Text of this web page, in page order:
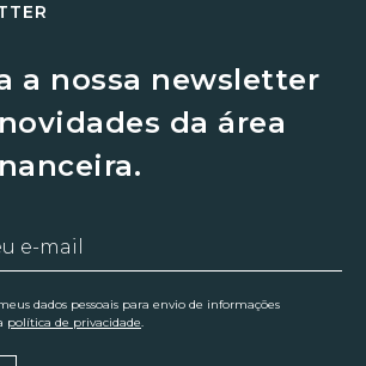
a nossa newsletter
da área
dados pessoais para envio de informações
política de privacidade.